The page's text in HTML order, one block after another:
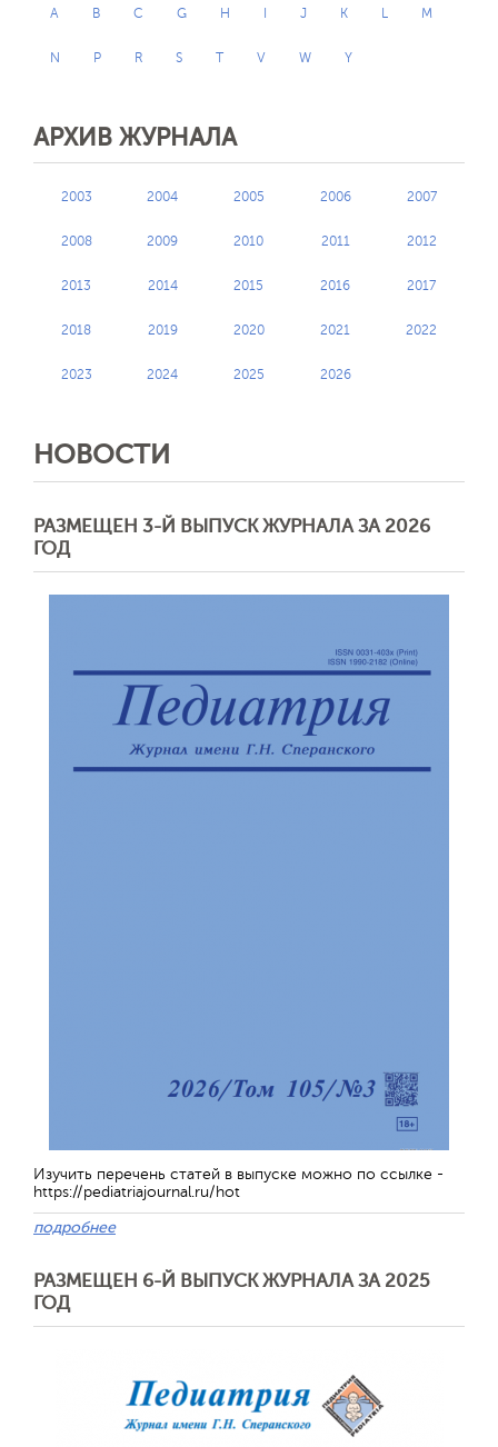
A B C G H J K L M
N P R S T V W Y
АРХИВ ЖУРНАЛА
2003 2004 2005 2006 2007
2008 2009 2010 2011 2012
2013 2014 2015 2016 2017
2018 2019 2020 2021 2022
2023 2024 2025 2026
НОВОСТИ
РАЗМЕЩЕН 3-Й ВЫПУСК ЖУРНАЛА ЗА 2026
ГОД
Изучить перечень статей в выпуске можно по ссылке -
https://pediatriajournal.ru/hot
подробнее
РАЗМЕЩЕН 6-Й ВЫПУСК ЖУРНАЛА ЗА 2025
ГОД